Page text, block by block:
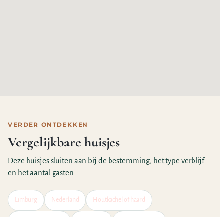
VERDER ONTDEKKEN
Vergelijkbare huisjes
Deze huisjes sluiten aan bij de bestemming, het type verblijf
en het aantal gasten.
Limburg Nederland Houtkachel of haard